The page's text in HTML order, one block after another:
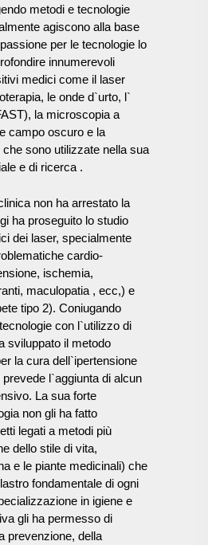
metodi e tecnologie
agiscono alla base
per le tecnologie lo
innumerevoli
medici come il laser
le onde d`urto, l`
la microscopia a
campo oscuro e la
sono utilizzate nella sua
e di ricerca .
non ha arrestato la
ha proseguito lo studio
dei laser, specialmente
cardio-
ischemia,
maculopatia , ecc,) e
tipo 2). Coniugando
con l`utilizzo di
sviluppato il metodo
la cura dell`ipertensione
l`aggiunta di alcun
La sua forte
non gli ha fatto
legati a metodi più
dello stile di vita,
e le piante medicinali) che
fondamentale di ogni
in igiene e
gli ha permesso di
prevenzione, della